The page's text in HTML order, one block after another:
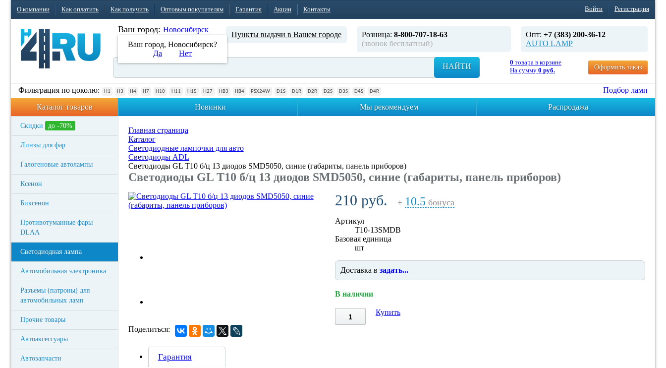
О компании Как оплатить Как получить Оптовым покупателям Гарантия Акции Контакты Войти Регистрация
Ваш город: Новосибирск
Ваш город, Новосибирск?
Да
Нет
Пункты выдачи в Вашем городе Розница: 8-800-707-18-63
(звонок бесплатный)
Опт: +7 (383) 200-36-12
AUTO LAMP
НАЙТИ 0 товара в корзине
На сумму 0 руб. Оформить заказ
Фильтрация по цоколю: H1 H3 H4 H7 H10 H11 H15 H27 HB3 HB4 PSX24W D1S D1R D2R D2S D3S D4S D4R
Подбор ламп
Каталог товаров
Новинки Мы рекомендуем Распродажа
Скидки до -70%
Линзы для фар
Галогеновые автолампы
Ксенон
Биксенон
Противотуманные фары
DLAA
Светодиодная лампа
Автомобильная электроника
Разъемы (патроны) для
автомобильных ламп
Прочие товары
Автоаксессуары
Автозапчасти
Главная страница
Каталог
Светодиодные лампочки для авто
Светодиоды ADL
Светодиоды GL T10 б/ц 13 диодов SMD5050, синие (габариты, панель приборов)
Светодиоды GL T10 б/ц 13 диодов SMD5050, синие (габариты, панель приборов)
210 руб. + 10.5 бонуса
Артикул
T10-13SMDB
Базовая единица
шт
Доставка в задать...
В наличии
Купить
Поделиться:
Гарантия